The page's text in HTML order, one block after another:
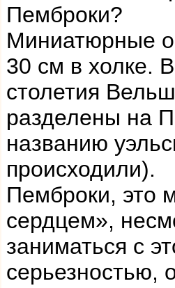
Пемброки?
Миниатюрные
30 см в холке.
столетия
разделены на
названию
происходили).
Пемброки, это
сердцем»,
заниматься с
серьезностью,